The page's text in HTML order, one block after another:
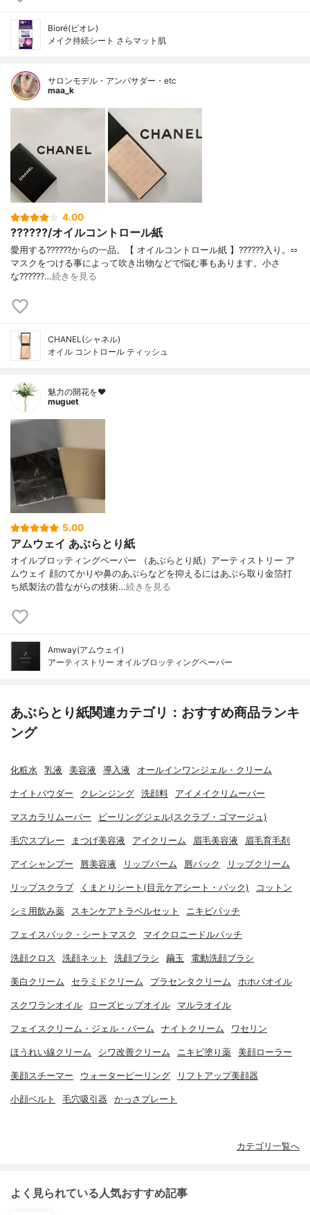
Bioré(ビオレ)
メイク持続シート さらマット肌
サロンモデル・アンバサダー・etc
maa_k
4.00
??????/オイルコントロール紙
愛用する??????からの一品。【 オイルコントロール紙 】??????入り。▫️▫️
マスクをつける事によって吹き出物などで悩む事もあります。小さ
な??????…続きを見る
CHANEL(シャネル)
オイル コントロール ティッシュ
魅力の開花を❤︎
muguet
5.00
アムウェイ あぶらとり紙
オイルブロッティングペーパー （あぶらとり紙）アーティストリー ア
ムウェイ 顔のてかりや鼻のあぶらなどを抑えるにはあぶら取り金箔打
ち紙製法の昔ながらの技術…続きを見る
Amway(アムウェイ)
アーティストリー オイルブロッティングペーパー
あぶらとり紙関連カテゴリ：おすすめ商品ランキ
ング
化粧水 乳液 美容液 導入液 オールインワンジェル・クリーム
ナイトパウダー クレンジング 洗顔料 アイメイクリムーバー
マスカラリムーバー ピーリングジェル(スクラブ・ゴマージュ)
毛穴スプレー まつげ美容液 アイクリーム 眉毛美容液 眉毛育毛剤
アイシャンプー 唇美容液 リップバーム 唇パック リップクリーム
リップスクラブ くまとりシート(目元ケアシート・パック) コットン
シミ用飲み薬 スキンケアトラベルセット ニキビパッチ
フェイスパック・シートマスク マイクロニードルパッチ
洗顔クロス 洗顔ネット 洗顔ブラシ 繭玉 電動洗顔ブラシ
美白クリーム セラミドクリーム プラセンタクリーム ホホバオイル
スクワランオイル ローズヒップオイル マルラオイル
フェイスクリーム・ジェル・バーム ナイトクリーム ワセリン
ほうれい線クリーム シワ改善クリーム ニキビ塗り薬 美顔ローラー
美顔スチーマー ウォーターピーリング リフトアップ美顔器
小顔ベルト 毛穴吸引器 かっさプレート
カテゴリ一覧へ
よく見られている人気おすすめ記事